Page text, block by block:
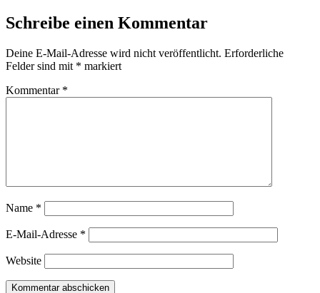
Schreibe einen Kommentar
Deine E-Mail-Adresse wird nicht veröffentlicht. Erforderliche
Felder sind mit * markiert
Kommentar *
Name *
E-Mail-Adresse *
Website